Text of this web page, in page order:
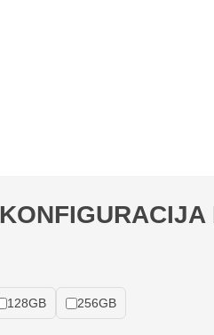
KONFIGURACIJA
128GB 256GB